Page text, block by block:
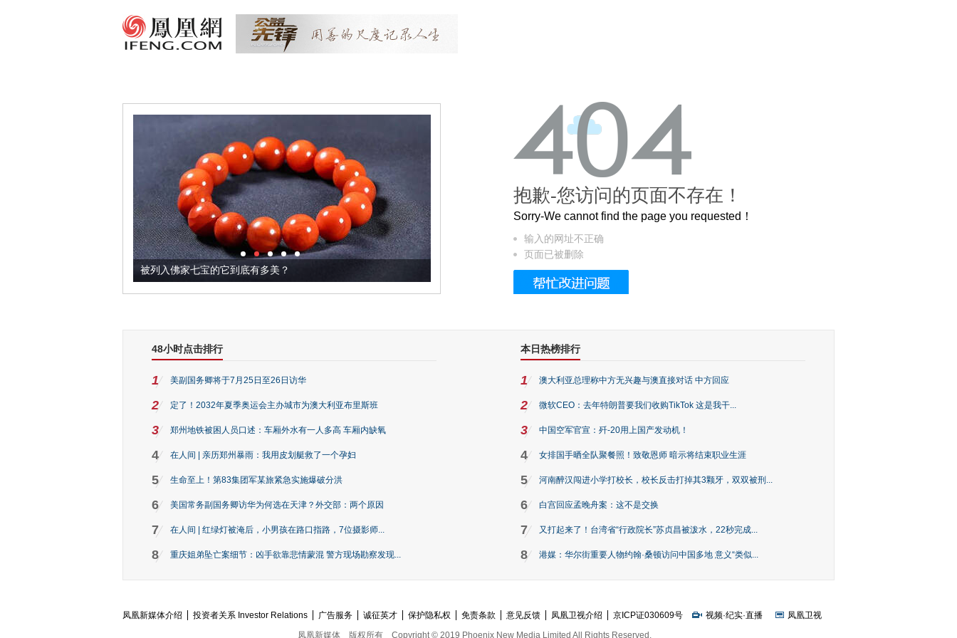
被列入佛家七宝的它到底有多美？ 这个3.2米的长卷，还原了600岁的紫禁城
抱歉-您访问的页面不存在！
Sorry-We cannot find the page you requested！
输入的网址不正确
页面已被删除
48小时点击排行
1 美副国务卿将于7月25日至26日访华
2 定了！2032年夏季奥运会主办城市为澳大利亚布里斯班
3 郑州地铁被困人员口述：车厢外水有一人多高 车厢内缺氧
4 在人间 | 亲历郑州暴雨：我用皮划艇救了一个孕妇
5 生命至上！第83集团军某旅紧急实施爆破分洪
6 美国常务副国务卿访华为何选在天津？外交部：两个原因
7 在人间 | 红绿灯被淹后，小男孩在路口指路，7位摄影师...
8 重庆姐弟坠亡案细节：凶手欲靠悲情蒙混 警方现场勘察发现...
本日热榜排行
1 澳大利亚总理称中方无兴趣与澳直接对话 中方回应
2 微软CEO：去年特朗普要我们收购TikTok 这是我干...
3 中国空军官宣：歼-20用上国产发动机！
4 女排国手晒全队聚餐照！致敬恩师 暗示将结束职业生涯
5 河南醉汉闯进小学打校长，校长反击打掉其3颗牙，双双被刑...
6 白宫回应孟晚舟案：这不是交换
7 又打起来了！台湾省“行政院长”苏贞昌被泼水，22秒完成...
8 港媒：华尔街重要人物约翰·桑顿访问中国多地 意义“类似...
凤凰新媒体介绍 投资者关系 Investor Relations 广告服务 诚征英才 保护隐私权 免责条款 意见反馈 凤凰卫视介绍 京ICP证030609号 视频·纪实·直播
凤凰卫视
凤凰新媒体
版权所有 Copyright © 2019 Phoenix New Media Limited All Rights Reserved.